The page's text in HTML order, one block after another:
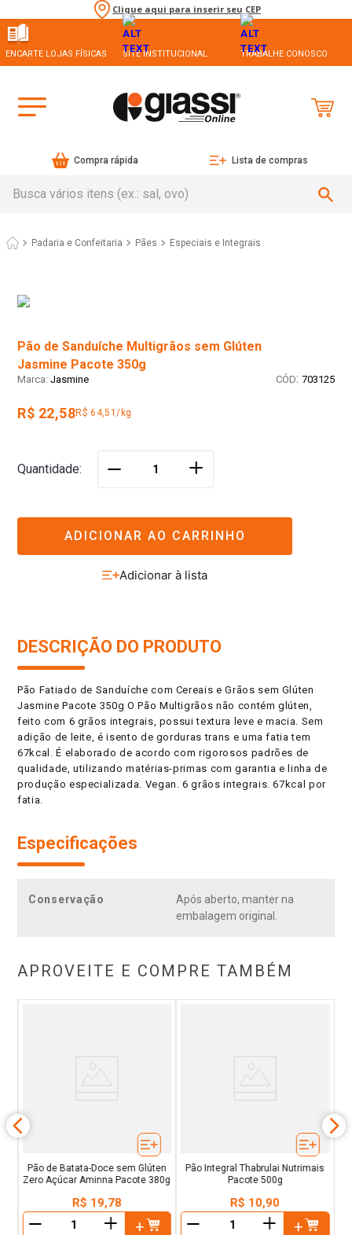
Clique aqui para inserir seu CEP
ENCARTE LOJAS FÍSICAS SITE INSTITUCIONAL TRABALHE CONOSCO
Compra rápida Lista de compras
Padaria e Confeitaria Pães Especiais e Integrais
Pão de Sanduíche Multigrãos sem Glúten
Jasmine Pacote 350g
Jasmine : 703125
R$ 22,58R$ 64,51/kg
Quantidade ＋
ADICIONAR AO CARRINHO
DESCRIÇÃO DO PRODUTO
Pão Fatiado de Sanduíche com Cereais e Grãos sem Glúten
Jasmine Pacote 350g O Pão Multigrãos não contém glúten,
feito com 6 grãos integrais, possui textura leve e macia. Sem
adição de leite, é isento de gorduras trans e uma fatia tem
67kcal. É elaborado de acordo com rigorosos padrões de
qualidade, utilizando matérias-primas com garantia e linha de
produção especializada. Vegan. 6 grãos integrais. 67kcal por
fatia.
Especificações
Conservação
Após aberto, manter na
embalagem original.
APROVEITE E COMPRE TAMBÉM
Pão de Batata-Doce sem Glúten
Zero Açúcar Aminna Pacote 380g
R$ 19,78
＋
Pão Integral Thabrulai Nutrimais
Pacote 500g
R$ 10,90
＋